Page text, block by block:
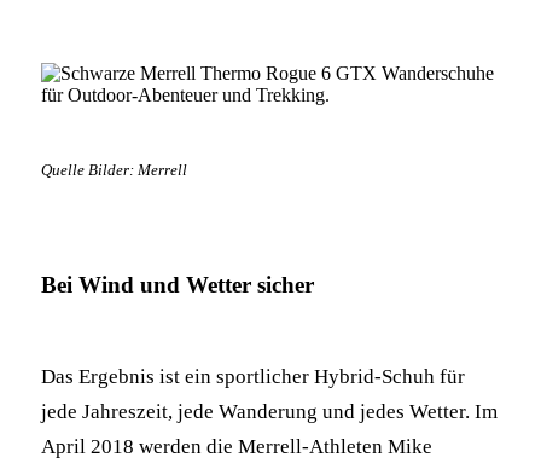
Quelle Bilder: Merrell
Bei Wind und Wetter sicher
Das Ergebnis ist ein sportlicher Hybrid-Schuh für
jede Jahreszeit, jede Wanderung und jedes Wetter. Im
April 2018 werden die Merrell-Athleten Mike